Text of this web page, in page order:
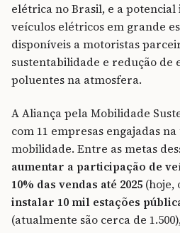
elétrica no Brasil, e a
veículos elétricos em grande
disponíveis a motoristas
sustentabilidade e redução de
poluentes na atmosfera.
A Aliança pela Mobilidade
com 11 empresas engajadas
mobilidade. Entre as metas
aumentar a participação de
10% das vendas até 2025 (hoje,
instalar 10 mil estações
(atualmente são cerca de